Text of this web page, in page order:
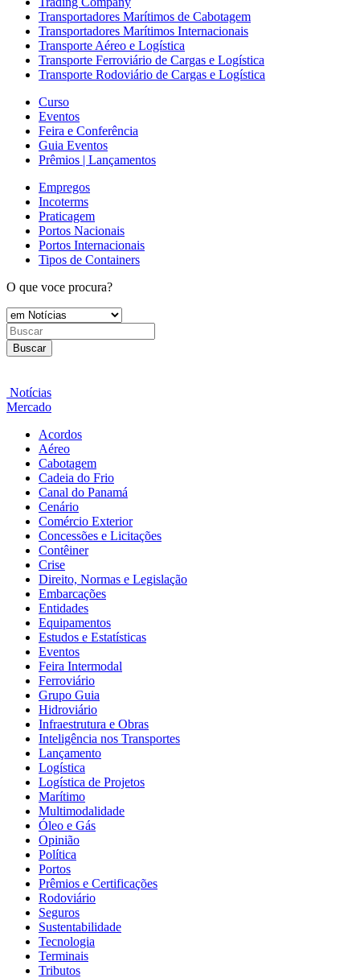
Transportadores Marítimos de Cabotagem
Transportadores Marítimos Internacionais
Transporte Aéreo e Logística
Transporte Ferroviário de Cargas e Logística
Transporte Rodoviário de Cargas e Logística
Curso
Eventos
Feira e Conferência
Guia Eventos
Prêmios | Lançamentos
Empregos
Incoterms
Praticagem
Portos Nacionais
Portos Internacionais
Tipos de Containers
O que voce procura?
Buscar
Notícias
Mercado
Acordos
Aéreo
Cabotagem
Cadeia do Frio
Canal do Panamá
Cenário
Comércio Exterior
Concessões e Licitações
Contêiner
Crise
Direito, Normas e Legislação
Embarcações
Entidades
Equipamentos
Estudos e Estatísticas
Eventos
Feira Intermodal
Ferroviário
Grupo Guia
Hidroviário
Infraestrutura e Obras
Inteligência nos Transportes
Lançamento
Logística
Logística de Projetos
Marítimo
Multimodalidade
Óleo e Gás
Opinião
Política
Portos
Prêmios e Certificações
Rodoviário
Seguros
Sustentabilidade
Tecnologia
Terminais
Tributos